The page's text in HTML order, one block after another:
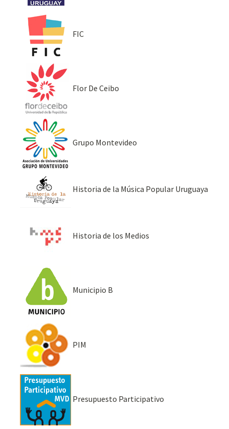
FIC
Flor De Ceibo
Grupo Montevideo
Historia de la Música Popular Uruguaya
Historia de los Medios
Municipio B
PIM
Presupuesto Participativo